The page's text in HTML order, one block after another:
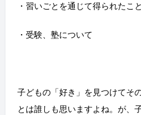
・習いごとを通じて得られたこ
・受験、塾について
子どもの「好き」を見つけてそ
とは誰しも思いますよね。が、